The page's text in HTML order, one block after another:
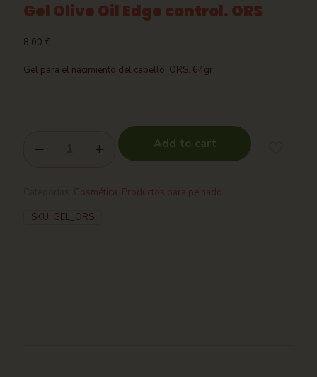
Gel Olive Oil Edge control. ORS
8,00 €
Gel para el nacimiento del cabello. ORS. 64gr.
Add to cart
Cosmética Productos para peinado
SKU: GEL_ORS